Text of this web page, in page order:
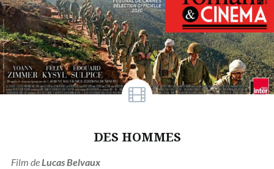
DES HOMMES
Film deLucas Belvaux